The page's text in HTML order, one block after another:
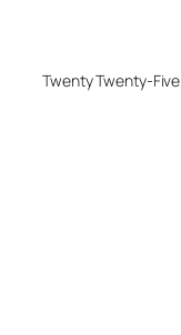
Twenty Twenty-Five